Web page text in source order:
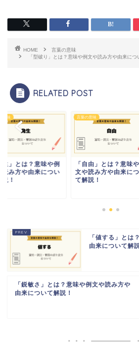
HOME
言葉の意味
「型破り」とは？意味や例文や読み方や由来につ
RELATED POST
意味
生」とは？意味や例
読み方や由来につい
！
言葉の意味
「自由」とは？意味
文や読み方や由来に
て解説！
「値する」とは
由来について解説
「鋭敏さ」とは？意味や例文や読み方や
由来について解説！